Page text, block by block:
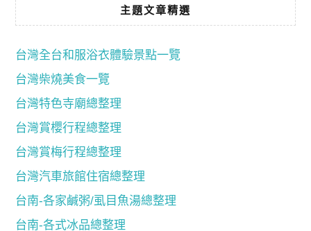
主題文章精選
台灣全台和服浴衣體驗景點一覽
台灣柴燒美食一覽
台灣特色寺廟總整理
台灣賞櫻行程總整理
台灣賞梅行程總整理
台灣汽車旅館住宿總整理
台南-各家鹹粥/虱目魚湯總整理
台南-各式冰品總整理